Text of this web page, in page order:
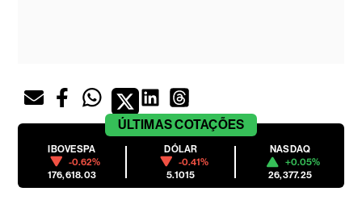
ÚLTIMASCOTAÇÕES
IBOVESPA
-0.62%
176,618.03
DÓLAR
-0.41%
5.1015
NASDAQ
+0.05%
26,377.25